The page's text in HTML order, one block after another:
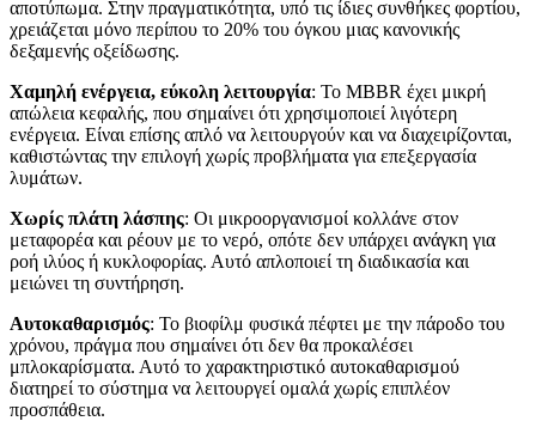
αποτύπωμα. Στην πραγματικότητα, υπό τις ίδιες συνθήκες φορτίου,
χρειάζεται μόνο περίπου το 20% του όγκου μιας κανονικής
δεξαμενής οξείδωσης.
Χαμηλή ενέργεια, εύκολη λειτουργία: Το MBBR έχει μικρή
απώλεια κεφαλής, που σημαίνει ότι χρησιμοποιεί λιγότερη
ενέργεια. Είναι επίσης απλό να λειτουργούν και να διαχειρίζονται,
καθιστώντας την επιλογή χωρίς προβλήματα για επεξεργασία
λυμάτων.
Χωρίς πλάτη λάσπης: Οι μικροοργανισμοί κολλάνε στον
μεταφορέα και ρέουν με το νερό, οπότε δεν υπάρχει ανάγκη για
ροή ιλύος ή κυκλοφορίας. Αυτό απλοποιεί τη διαδικασία και
μειώνει τη συντήρηση.
Αυτοκαθαρισμός: Το βιοφίλμ φυσικά πέφτει με την πάροδο του
χρόνου, πράγμα που σημαίνει ότι δεν θα προκαλέσει
μπλοκαρίσματα. Αυτό το χαρακτηριστικό αυτοκαθαρισμού
διατηρεί το σύστημα να λειτουργεί ομαλά χωρίς επιπλέον
προσπάθεια.